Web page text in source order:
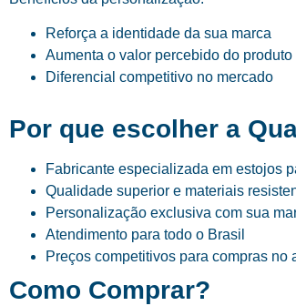
Reforça a identidade da sua marca
Aumenta o valor percebido do produto
Diferencial competitivo no mercado
Por que escolher a
Fabricante especializada em estojos
Qualidade superior e materiais
Personalização exclusiva com sua
Atendimento para todo o Brasil
Preços competitivos para compras no
Como Comprar?